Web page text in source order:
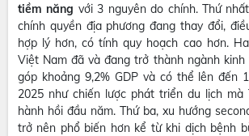
tiềm năng với 3 nguyên do chính. Thứ
chính quyền địa phương đang thay đổi,
hợp lý hơn, có tính quy hoạch cao hơn.
Việt Nam đã và đang trở thành ngành kinh
góp khoảng 9,2% GDP và có thể lên đến
2025 như chiến lược phát triển du lịch mà
hành hồi đầu năm. Thứ ba, xu hướng
trở nên phổ biến hơn kể từ khi dịch bệnh